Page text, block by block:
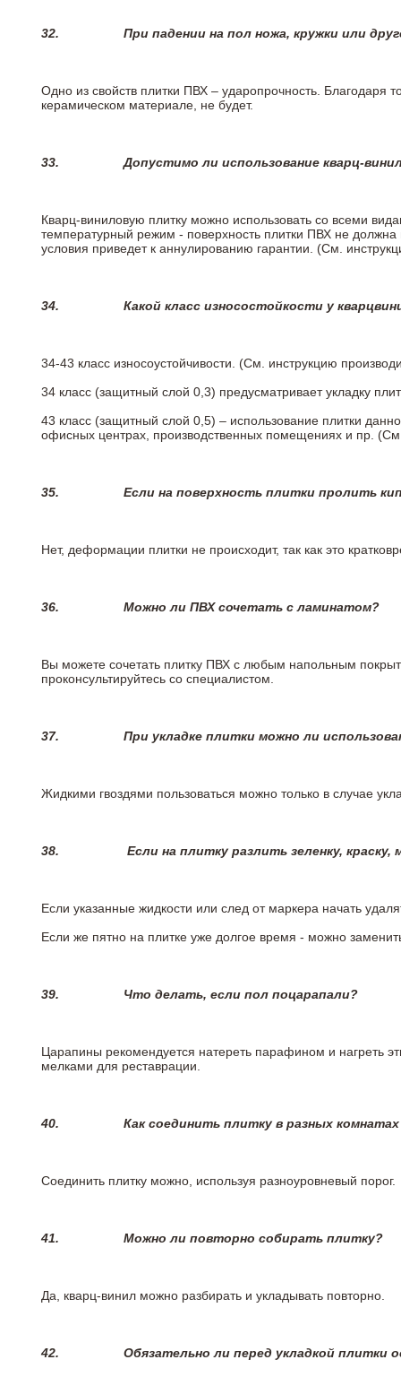
32. При падении на пол ножа, кружки или
Одно из свойств плитки ПВХ – ударопрочность. Благодаря
керамическом материале, не будет.
33.Допустимо ли использование кварц-
Кварц-виниловую плитку можно использовать со всеми
температурный режим - поверхность плитки ПВХ не
условия приведет к аннулированию гарантии. (См.
34. Какой класс износостойкости у
34-43 класс износоустойчивости. (См. инструкцию
34 класс (защитный слой 0,3) предусматривает укладку
43 класс (защитный слой 0,5) – использование плитки
офисных центрах, производственных помещениях и пр.
35. Если на поверхность плитки пролить
Нет, деформации плитки не происходит, так как это
36. Можно ли ПВХ сочетать с ламинатом?
Вы можете сочетать плитку ПВХ с любым напольным
проконсультируйтесь со специалистом.
37. При укладке плитки можно ли
Жидкими гвоздями пользоваться можно только в случае
38. Если на плитку разлить зеленку,
Если указанные жидкости или след от маркера начать
Если же пятно на плитке уже долгое время - можно
39. Что делать, если пол поцарапали?
Царапины рекомендуется натереть парафином и нагреть
мелками для реставрации.
40. Как соединить плитку в разных
Соединить плитку можно, используя разноуровневый порог.
41. Можно ли повторно собирать плитку?
Да, кварц-винил можно разбирать и укладывать повторно.
42. Обязательно ли перед укладкой плитки